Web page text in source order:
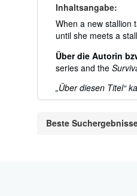
Inhaltsangabe:
When a new stallion
until she meets a
Über die Autorin
series and the
„Über diesen Titel“
Beste